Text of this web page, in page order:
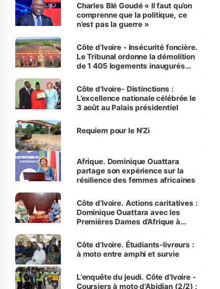
Charles Blé Goudé « Il faut qu’on
comprenne que la politique, ce
n’est pas la guerre »
Côte d’Ivoire - Insécurité foncière.
Le Tribunal ordonne la démolition
de 1 405 logements inaugurés
Bassam
Côte d'Ivoire- Distinctions :
L’excellence nationale célébrée le
3 août au Palais présidentiel
Requiem pour le N’Zi
Afrique. Dominique Ouattara
partage son expérience sur la
résilience des femmes africaines
Côte d’Ivoire. Actions caritatives :
Dominique Ouattara avec les
Premières Dames d’Afrique à
Côte d’Ivoire. Étudiants-livreurs :
à moto entre amphi et survie
L'enquête du jeudi. Côte d'Ivoire -
Coursiers à moto d'Abidjan (2/2) :